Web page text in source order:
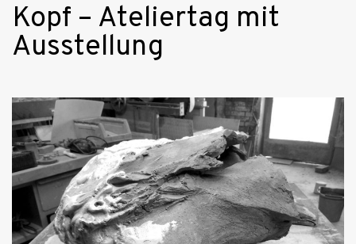
Kopf – Ateliertag mit
Ausstellung